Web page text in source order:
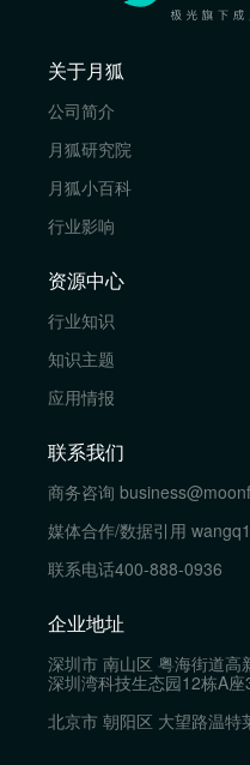
关于月狐
公司简介
月狐研究院
月狐小百科
行业影响
资源中心
行业知识
知识主题
应用情报
联系我们
商务咨询
媒体合作/数据引用
联系电话400-888-0936
企业地址
深圳市 南山区 粤海街道高
深圳湾科技生态园12栋A
北京市 朝阳区 大望路温特